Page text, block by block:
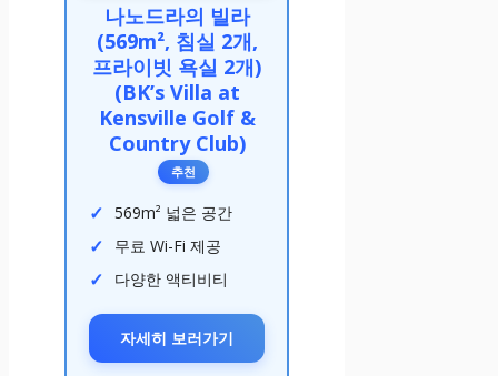
나노드라의 빌라
(569m², 침실 2개,
프라이빗 욕실 2개)
(BK’s Villa at
Kensville Golf &
Country Club)
추천
569m² 넓은 공간
무료 Wi-Fi 제공
다양한 액티비티
자세히 보러가기